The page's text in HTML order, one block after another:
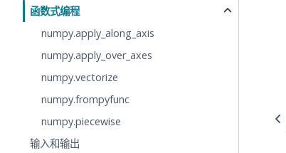
函数式编程
numpy.apply_along_axis
numpy.apply_over_axes
numpy.vectorize
numpy.frompyfunc
numpy.piecewise
输入和输出